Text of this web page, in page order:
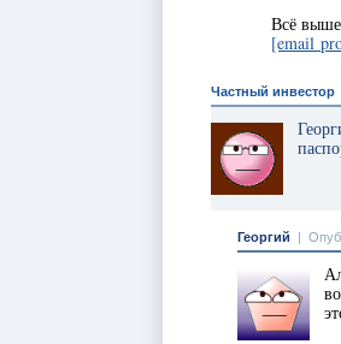
Всё
[email
Частный инвестор
Георгий |